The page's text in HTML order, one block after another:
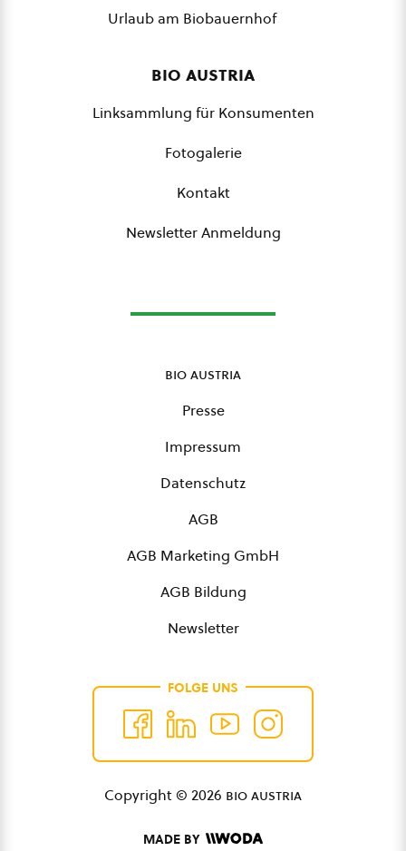
Urlaub am Biobauernhof
bio austria
Linksammlung für Konsumenten
Fotogalerie
Kontakt
Newsletter Anmeldung
bio austria
Presse
Impressum
Datenschutz
AGB
AGB Marketing GmbH
AGB Bildung
Newsletter
FOLGE UNS
Copyright © 2026 bio austria
MADE BY